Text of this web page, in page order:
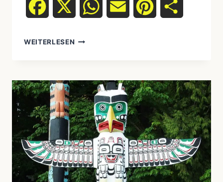
Facebook WhatsAppEmail Pinterest
WEITERLESEN
JAHRESZYKLEN
JAHRESLAUF